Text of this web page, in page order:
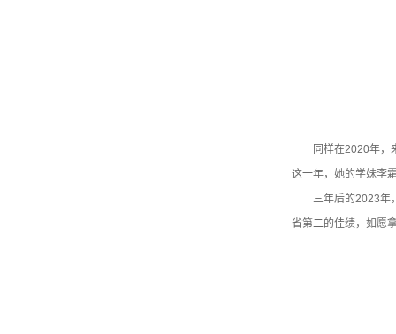
同样在2020年，
这一年，她的学妹李
三年后的2023年
省第二的佳绩，如愿